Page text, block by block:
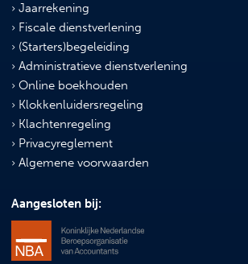
Jaarrekening
Fiscale dienstverlening
(Starters)begeleiding
Administratieve dienstverlening
Online boekhouden
Klokkenluidersregeling
Klachtenregeling
Privacyreglement
Algemene voorwaarden
Aangesloten bij: